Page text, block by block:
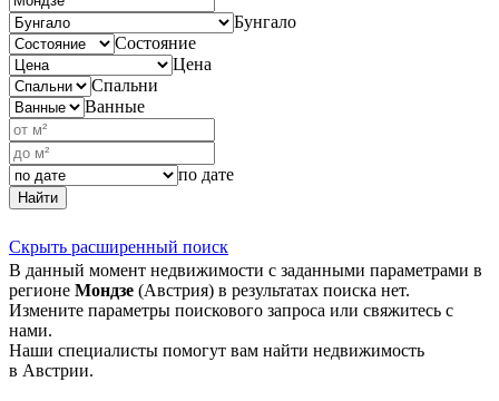
Бунгало
Состояние
Цена
Спальни
Ванные
по дате
Найти
Скрыть расширенный поиск
В данный момент недвижимости с заданными параметрами в
регионе Мондзе (Австрия) в результатах поиска нет.
Измените параметры поискового запроса или свяжитесь с
нами.
Наши специалисты помогут вам найти недвижимость
в Австрии.